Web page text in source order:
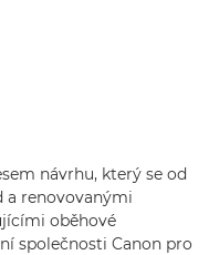
návrhu, který se od
a renovovanými
oběhové
společnosti Canon pro